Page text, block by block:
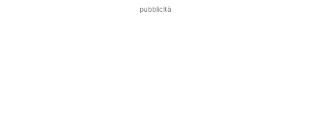
pubblicità